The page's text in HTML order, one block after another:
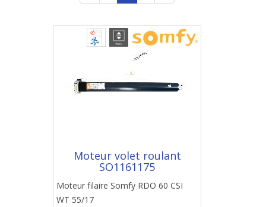
Moteur volet roulant
SO1161175
Moteur filaire Somfy RDO 60 CSI
WT 55/17